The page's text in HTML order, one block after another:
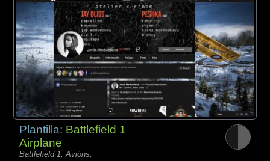
Plantilla: Battlefield 1
Airplane
Battlefield 1, Avións,